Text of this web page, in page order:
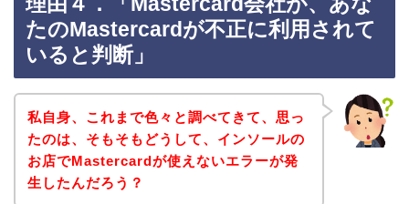
たのMastercardが不正に利用されて
いると判断」
私自身、これまで色々と調べてきて、思っ
たのは、そもそもどうして、インソールの
お店でMastercardが使えないエラーが発
生したんだろう？